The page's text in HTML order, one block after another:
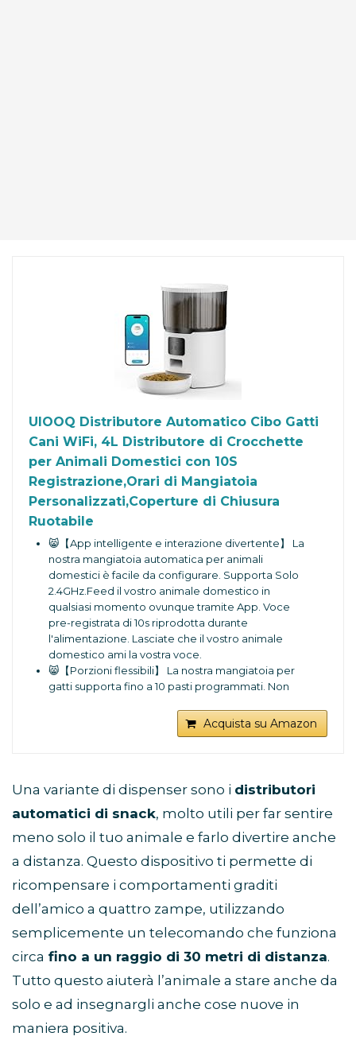
UIOOQ Distributore Automatico Cibo Gatti
Cani WiFi, 4L Distributore di Crocchette
per Animali Domestici con 10S
Registrazione,Orari di Mangiatoia
Personalizzati,Coperture di Chiusura
Ruotabile
😸【App intelligente e interazione divertente】 La
nostra mangiatoia automatica per animali
domestici è facile da configurare. Supporta Solo
2.4GHz.Feed il vostro animale domestico in
qualsiasi momento ovunque tramite App. Voce
pre-registrata di 10s riprodotta durante
l'alimentazione. Lasciate che il vostro animale
domestico ami la vostra voce.
😸【Porzioni flessibili】 La nostra mangiatoia per
gatti supporta fino a 10 pasti programmati. Non
mangiare agli animali domestici. Programmate
fino a 12 porzioni per volta che possono essere
temporaneamente l'erogazione della mangiatoia,
potete disattivare la programmazione nell'app.
😸【Capacità sufficiente】 La nostra mangiatoia
automatica per gatti può contenere fino a 4 litri di
cibo secco per animali domestici. Nutrite i vostri
animali domestici e intratteneteli mentre siete
fuori casa, tutto a portata di mano! Quando si parte
per un breve viaggio di lavoro, non ci si deve più
preoccupare che il proprio animale domestico
abbia fame.
😸【Alimentazione fresca e pulizia facile】 La
nostra mangiatoia automatica per gatti è dotata di
un sacchetto essiccante incorporato (incluso) che
mantiene il cibo fresco e croccante. Il serbatoio
del cibo, il coperchio e la ciotola sono rimovibili
per una facile pulizia.
😸【Supporta due fonti di alimentazione】 Cavo
Acquista su Amazon
Una variante di dispenser sono i distributori
automatici di snack, molto utili per far sentire
meno solo il tuo animale e farlo divertire anche
a distanza. Questo dispositivo ti permette di
ricompensare i comportamenti graditi
dell’amico a quattro zampe, utilizzando
semplicemente un telecomando che funziona
circa fino a un raggio di 30 metri di distanza.
Tutto questo aiuterà l’animale a stare anche da
solo e ad insegnargli anche cose nuove in
maniera positiva.